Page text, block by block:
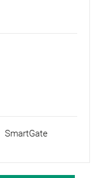
SmartGate